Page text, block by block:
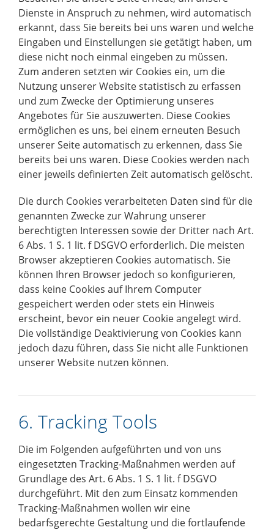
Dienste in Anspruch zu nehmen, wird automatisch
erkannt, dass Sie bereits bei uns waren und welche
Eingaben und Einstellungen sie getätigt haben, um
diese nicht noch einmal eingeben zu müssen.
Zum anderen setzten wir Cookies ein, um die
Nutzung unserer Website statistisch zu erfassen
und zum Zwecke der Optimierung unseres
Angebotes für Sie auszuwerten. Diese Cookies
ermöglichen es uns, bei einem erneuten Besuch
unserer Seite automatisch zu erkennen, dass Sie
bereits bei uns waren. Diese Cookies werden nach
einer jeweils definierten Zeit automatisch gelöscht.
Die durch Cookies verarbeiteten Daten sind für die
genannten Zwecke zur Wahrung unserer
berechtigten Interessen sowie der Dritter nach Art.
6 Abs. 1 S. 1 lit. f DSGVO erforderlich. Die meisten
Browser akzeptieren Cookies automatisch. Sie
können Ihren Browser jedoch so konfigurieren,
dass keine Cookies auf Ihrem Computer
gespeichert werden oder stets ein Hinweis
erscheint, bevor ein neuer Cookie angelegt wird.
Die vollständige Deaktivierung von Cookies kann
jedoch dazu führen, dass Sie nicht alle Funktionen
unserer Website nutzen können.
6. Tracking Tools
Die im Folgenden aufgeführten und von uns
eingesetzten Tracking-Maßnahmen werden auf
Grundlage des Art. 6 Abs. 1 S. 1 lit. f DSGVO
durchgeführt. Mit den zum Einsatz kommenden
Tracking-Maßnahmen wollen wir eine
bedarfsgerechte Gestaltung und die fortlaufende